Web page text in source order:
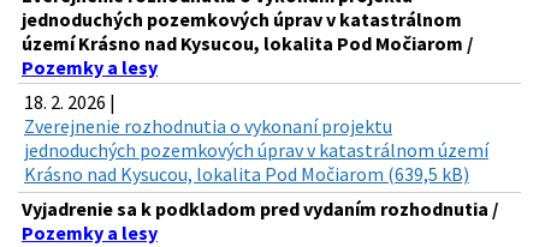
jednoduchých pozemkových úprav v katastrálnom
území Krásno nad Kysucou, lokalita Pod Močiarom /
Pozemky a lesy
18. 2. 2026 |
Zverejnenie rozhodnutia o vykonaní projektu
jednoduchých pozemkových úprav v katastrálnom území
Krásno nad Kysucou, lokalita Pod Močiarom (639,5 kB)
Vyjadrenie sa k podkladom pred vydaním rozhodnutia /
Pozemky a lesy